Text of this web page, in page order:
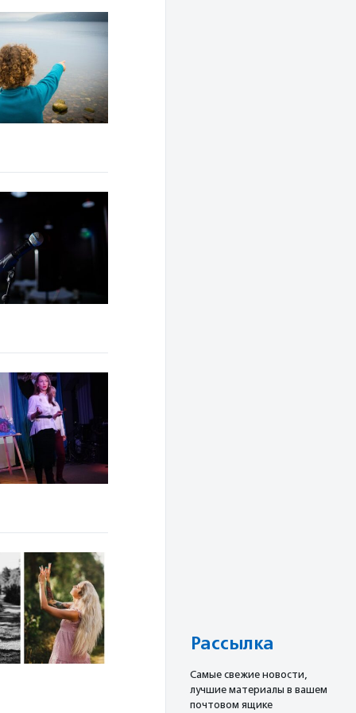
Рассылка
Cамые свежие новости,
лучшие материалы в вашем
почтовом ящике